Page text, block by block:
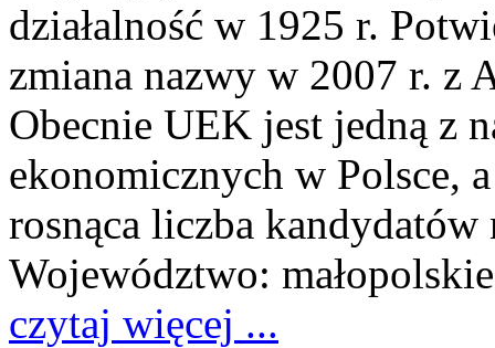
działalność w 1925 r.
zmiana nazwy w 2007 r. z
Obecnie UEK jest jedną z
ekonomicznych w Polsce,
rosnąca liczba kandydatów
Województwo: małopolskie
czytaj więcej ...